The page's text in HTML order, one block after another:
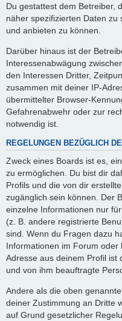
Du gestattest dem Betreiber,
näher spezifizierten Daten
und anbieten zu können.
Darüber hinaus ist der
Interessenabwägung
den Interessen Dritter,
zusammen mit deiner IP-
übermittelter Browser-
Gefahrenabwehr oder zur
notwendig ist.
REGELUNGEN BEZÜGLICH
Zweck eines Boards ist es,
zu ermöglichen. Du bist dir
Profils und die von dir
zugänglich sein können. Der
einzelne Informationen nur
(z. B. andere registrierte
sind. Wenn du Fragen dazu
Informationen im Forum oder
Adresse aus deinem Profil ist
und von ihm beauftragte
Andere als die oben
deiner Zustimmung an Dritte
auf Grund gesetzlicher